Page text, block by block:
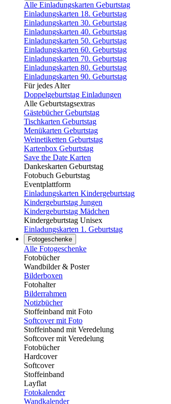
Alle Einladungskarten Geburtstag
Einladungskarten 18. Geburtstag
Einladungskarten 30. Geburtstag
Einladungskarten 40. Geburtstag
Einladungskarten 50. Geburtstag
Einladungskarten 60. Geburtstag
Einladungskarten 70. Geburtstag
Einladungskarten 80. Geburtstag
Einladungskarten 90. Geburtstag
Für jedes Alter
Doppelgeburtstag Einladungen
Alle Geburtstagsextras
Gästebücher Geburtstag
Tischkarten Geburtstag
Menükarten Geburtstag
Weinetiketten Geburtstag
Kartenbox Geburtstag
Save the Date Karten
Dankeskarten Geburtstag
Fotobuch Geburtstag
Eventplattform
Einladungskarten Kindergeburtstag
Kindergeburtstag Jungen
Kindergeburtstag Mädchen
Kindergeburtstag Unisex
Einladungskarten 1. Geburtstag
Fotogeschenke
Alle Fotogeschenke
Fotobücher
Wandbilder & Poster
Bilderboxen
Fotohalter
Bilderrahmen
Notizbücher
Stoffeinband mit Foto
Softcover mit Foto
Stoffeinband mit Veredelung
Softcover mit Veredelung
Fotobücher
Hardcover
Softcover
Stoffeinband
Layflat
Fotokalender
Wandkalender